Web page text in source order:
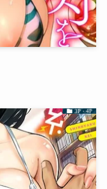
3P・4P